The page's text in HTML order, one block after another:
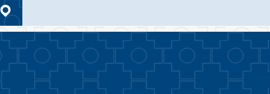
UMSA
Correo Relaciones Internacionales
Correo Institucional